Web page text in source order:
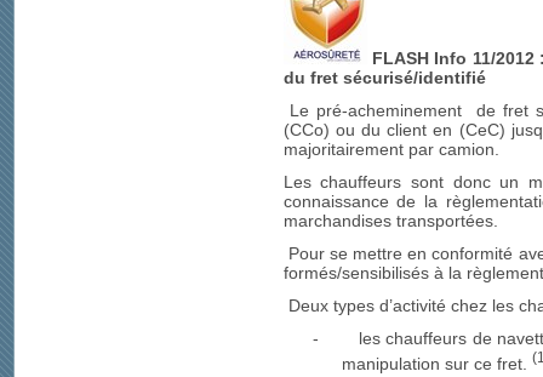
FLASH Info 11/
du fret sécurisé/identifié
Le pré-acheminement de fret
(CCo) ou du client en (CeC)
majoritairement par camion.
Les chauffeurs sont donc un
connaissance de la
marchandises transportées.
Pour se mettre en conformité
formés/sensibilisés à la
Deux types d’activité chez les
-
les chauffeurs de
manipulation sur ce fret.